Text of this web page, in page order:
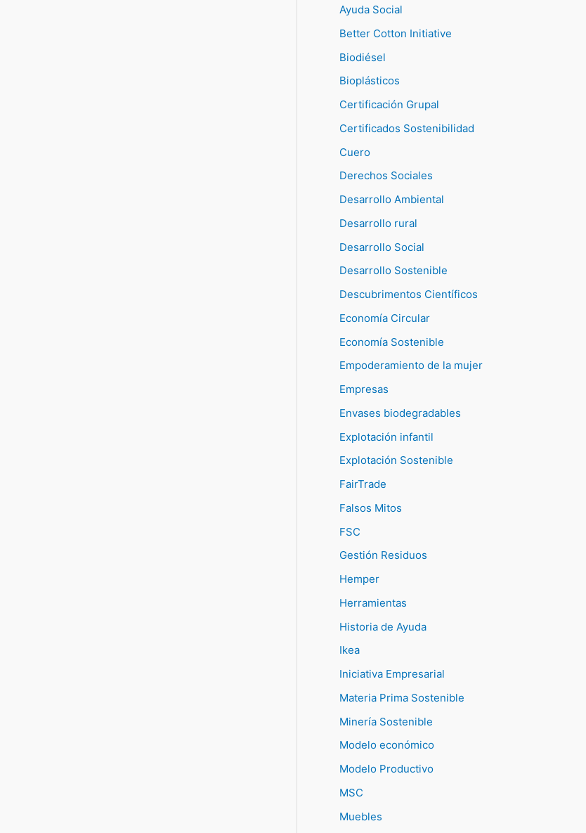
Ayuda Social
Better Cotton Initiative
Biodiésel
Bioplásticos
Certificación Grupal
Certificados Sostenibilidad
Cuero
Derechos Sociales
Desarrollo Ambiental
Desarrollo rural
Desarrollo Social
Desarrollo Sostenible
Descubrimentos Científicos
Economía Circular
Economía Sostenible
Empoderamiento de la mujer
Empresas
Envases biodegradables
Explotación infantil
Explotación Sostenible
FairTrade
Falsos Mitos
FSC
Gestión Residuos
Hemper
Herramientas
Historia de Ayuda
Ikea
Iniciativa Empresarial
Materia Prima Sostenible
Minería Sostenible
Modelo económico
Modelo Productivo
MSC
Muebles